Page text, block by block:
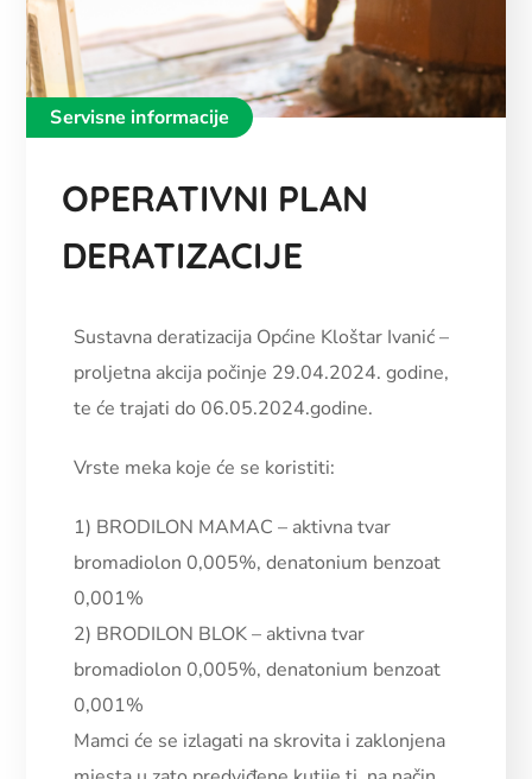
Servisne informacije
OPERATIVNI PLAN
DERATIZACIJE
Sustavna deratizacija Općine Kloštar Ivanić –
proljetna akcija počinje 29.04.2024. godine,
te će trajati do 06.05.2024.godine.
Vrste meka koje će se koristiti:
1) BRODILON MAMAC – aktivna tvar
bromadiolon 0,005%, denatonium benzoat
0,001%
2) BRODILON BLOK – aktivna tvar
bromadiolon 0,005%, denatonium benzoat
0,001%
Mamci će se izlagati na skrovita i zaklonjena